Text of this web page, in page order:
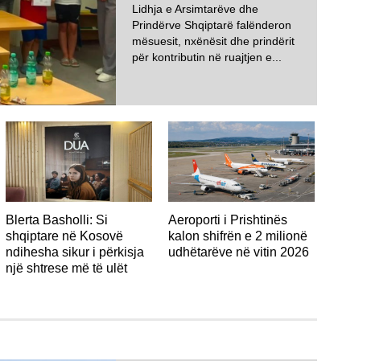
Lidhja e Arsimtarëve dhe
Prindërve Shqiptarë falënderon
mësuesit, nxënësit dhe prindërit
për kontributin në ruajtjen e...
Blerta Basholli: Si
shqiptare në Kosovë
ndihesha sikur i përkisja
një shtrese më të ulët
Aeroporti i Prishtinës
kalon shifrën e 2 milionë
udhëtarëve në vitin 2026